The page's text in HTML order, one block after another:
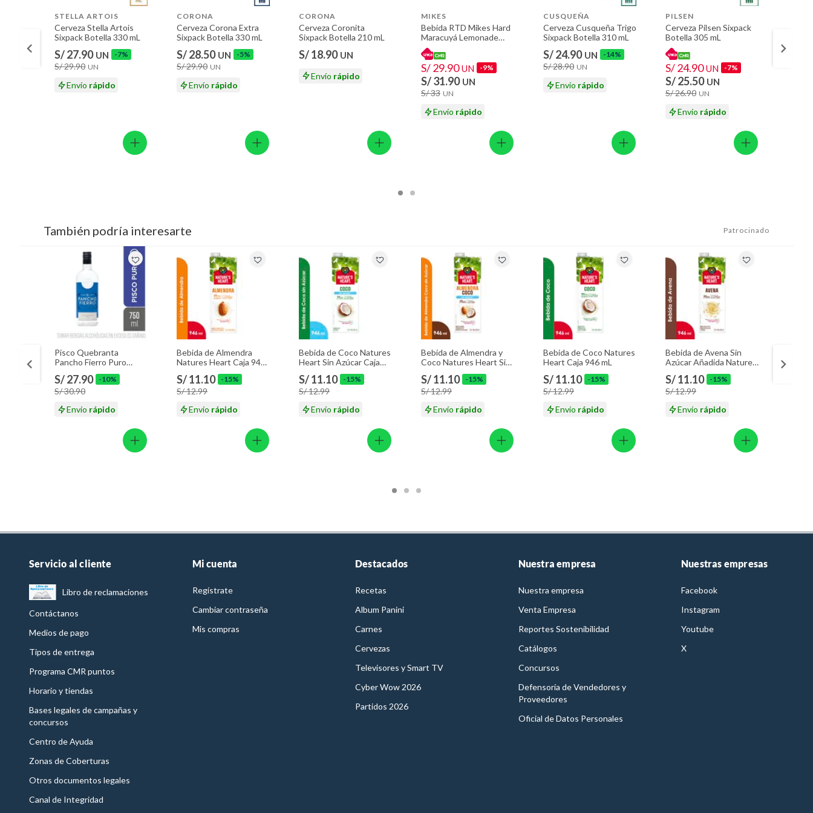
STELLA ARTOIS
Cerveza Stella Artois
Sixpack Botella 330 mL
S/ 27.90 UN -7%
S/ 29.90 UN
Envío rápido
CORONA
Cerveza Corona Extra
Sixpack Botella 330 mL
S/ 28.50 UN -5%
S/ 29.90 UN
Envío rápido
CORONA
Cerveza Coronita
Sixpack Botella 210 mL
S/ 18.90 UN
Envío rápido
MIKES
Bebida RTD Mikes Hard
Maracuyá Lemonade
Sixpack Lata 355 mL
S/ 29.90 UN -9%
S/ 31.90 UN
S/ 33 UN
Envío rápido
CUSQUEÑA
Cerveza Cusqueña Trigo
Sixpack Botella 310 mL
S/ 24.90 UN -14%
S/ 28.90 UN
Envío rápido
PILSEN
Cerveza Pilsen Sixpack
Botella 305 mL
S/ 24.90 UN -7%
S/ 25.50 UN
S/ 26.90 UN
Envío rápido
También podría interesarte Patrocinado
Pisco Quebranta
Pancho Fierro Puro
Botella 750 mL
S/ 27.90 -10%
S/ 30.90
Envío rápido
Bebida de Almendra
Natures Heart Caja 946
S/ 11.10 -15%
S/ 12.99
Envío rápido
Bebida de Coco Natures
Heart Sin Azúcar Caja
S/ 11.10 -15%
S/ 12.99
Envío rápido
Bebida de Almendra y
Coco Natures Heart Sin
Azúcar Caja 946 mL
S/ 11.10 -15%
S/ 12.99
Envío rápido
Bebida de Coco Natures
Heart Caja 946 mL
S/ 11.10 -15%
S/ 12.99
Envío rápido
Bebida de Avena Sin
Azúcar Añadida Nature’s
Heart Botella 946 mL
S/ 11.10 -15%
S/ 12.99
Envío rápido
Servicio al cliente
Libro de reclamaciones
Contáctanos
Medios de pago
Tipos de entrega
Programa CMR puntos
Horario y tiendas
Bases legales de campañas y
concursos
Centro de Ayuda
Zonas de Coberturas
Otros documentos legales
Canal de Integridad
Mi cuenta
Regístrate
Cambiar contraseña
Mis compras
Destacados
Recetas
Album Panini
Carnes
Cervezas
Televisores y Smart TV
Cyber Wow 2026
Partidos 2026
Nuestra empresa
Nuestra empresa
Venta Empresa
Reportes Sostenibilidad
Catálogos
Concursos
Defensoría de Vendedores y
Proveedores
Oficial de Datos Personales
Nuestras empresas
Facebook
Instagram
Youtube
X